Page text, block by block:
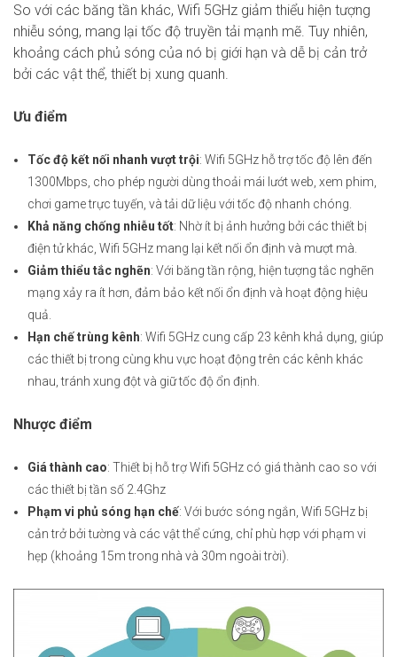
So với các băng tần khác, Wifi 5GHz giảm thiểu hiện tượng
nhiễu sóng, mang lại tốc độ truyền tải mạnh mẽ. Tuy nhiên,
khoảng cách phủ sóng của nó bị giới hạn và dễ bị cản trở
bởi các vật thể, thiết bị xung quanh.
Ưu điểm
Tốc độ kết nối nhanh vượt trội: Wifi 5GHz hỗ trợ tốc độ lên đến
1300Mbps, cho phép người dùng thoải mái lướt web, xem phim,
chơi game trực tuyến, và tải dữ liệu với tốc độ nhanh chóng.
Khả năng chống nhiễu tốt: Nhờ ít bị ảnh hưởng bởi các thiết bị
điện tử khác, Wifi 5GHz mang lại kết nối ổn định và mượt mà.
Giảm thiểu tắc nghẽn: Với băng tần rộng, hiện tượng tắc nghẽn
mạng xảy ra ít hơn, đảm bảo kết nối ổn định và hoạt động hiệu
quả.
Hạn chế trùng kênh: Wifi 5GHz cung cấp 23 kênh khả dụng, giúp
các thiết bị trong cùng khu vực hoạt động trên các kênh khác
nhau, tránh xung đột và giữ tốc độ ổn định.
Nhược điểm
Giá thành cao: Thiết bị hỗ trợ Wifi 5GHz có giá thành cao so với
các thiết bị tần số 2.4Ghz
Phạm vi phủ sóng hạn chế: Với bước sóng ngắn, Wifi 5GHz bị
cản trở bởi tường và các vật thể cứng, chỉ phù hợp với phạm vi
hẹp (khoảng 15m trong nhà và 30m ngoài trời).